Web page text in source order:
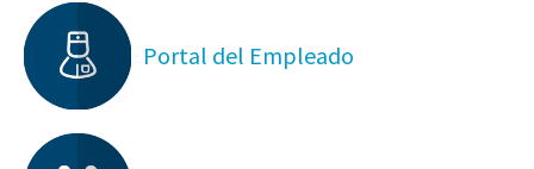
Portal del Empleado